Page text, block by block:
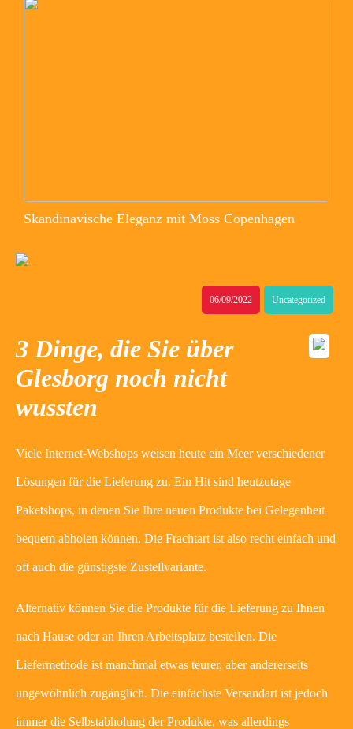
Skandinavische Eleganz mit Moss Copenhagen
06/09/2022 Uncategorized
3 Dinge, die Sie über
Glesborg noch nicht
wussten
Viele Internet-Webshops weisen heute ein Meer verschiedener
Lösungen für die Lieferung zu. Ein Hit sind heutzutage
Paketshops, in denen Sie Ihre neuen Produkte bei Gelegenheit
bequem abholen können. Die Frachtart ist also recht einfach und
oft auch die günstigste Zustellvariante.
Alternativ können Sie die Produkte für die Lieferung zu Ihnen
nach Hause oder an Ihren Arbeitsplatz bestellen. Die
Liefermethode ist manchmal etwas teurer, aber andererseits
ungewöhnlich zugänglich. Die einfachste Versandart ist jedoch
immer die Selbstabholung der Produkte, was allerdings